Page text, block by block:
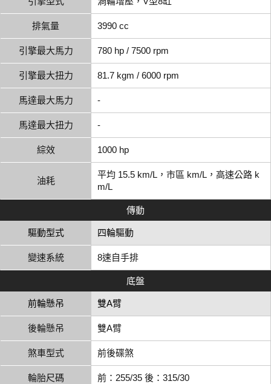
排氣量 3990 cc
引擎最大馬力 780 hp / 7500 rpm
引擎最大扭力 81.7 kgm / 6000 rpm
馬達最大馬力 -
馬達最大扭力 -
綜效 1000 hp
油耗
平均 15.5 km/L，市區 km/L，高速公路 k
m/L
傳動
驅動型式 四輪驅動
變速系統 8速自手排
底盤
前輪懸吊 雙A臂
後輪懸吊 雙A臂
煞車型式 前後碟煞
輪胎尺碼 前：255/35 後：315/30